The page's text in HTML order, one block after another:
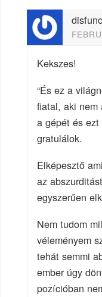
Kekszes!
“És ez a
fiatal, aki nem
a gépét és
gratulálok.
Elképesztő
az
egyszerűen
Nem tudom
véleményem
tehát semmi
ember úgy
pozícióban